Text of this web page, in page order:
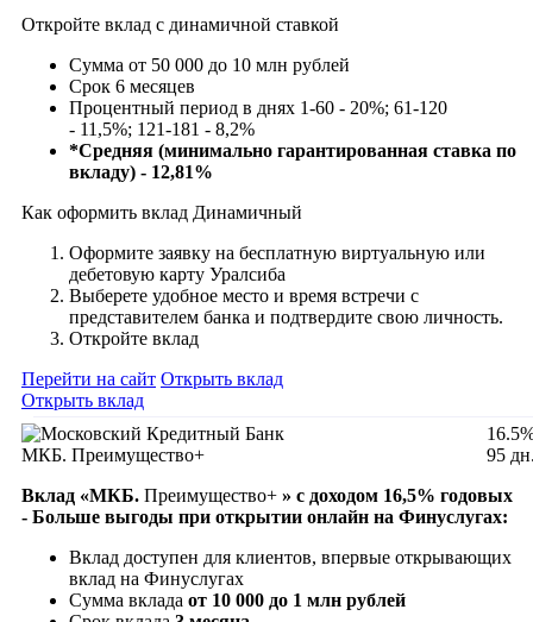
Откройте вклад с динамичной ставкой
Сумма от 50 000 до 10 млн рублей
Срок 6 месяцев
Процентный период в днях 1-60 - 20%; 61-120
- 11,5%; 121-181 - 8,2%
*Средняя (минимально гарантированная ставка по
вкладу) - 12,81%
Как оформить вклад Динамичный
Оформите заявку на бесплатную виртуальную или
дебетовую карту Уралсиба
Выберете удобное место и время встречи с
представителем банка и подтвердите свою личность.
Откройте вклад
Перейти на сайт Открыть вклад
Открыть вклад
МКБ. Преимущество+
95
Вклад «МКБ. Преимущество+ » с доходом 16,5% годовых
- Больше выгоды при открытии онлайн на Финуслугах:
Вклад доступен для клиентов, впервые открывающих
вклад на Финуслугах
Сумма вклада от 10 000 до 1 млн рублей